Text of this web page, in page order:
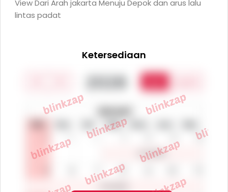
View Dari Arah jakarta Menuju Depok dan arus lalu
lintas padat
Ketersediaan